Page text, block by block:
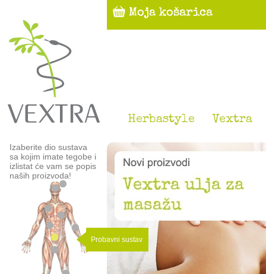
Herbastyle Vextra
Izaberite dio sustava
sa kojim imate tegobe i
izlistat će vam se popis
naših proizvoda!
Probavni sustav